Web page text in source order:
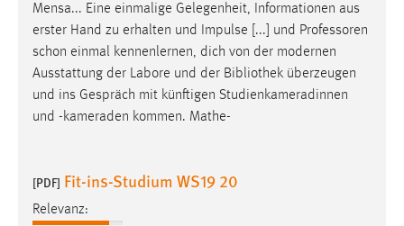
Mensa... Eine einmalige Gelegenheit, Informationen aus
erster Hand zu erhalten und Impulse [...] und Professoren
schon einmal kennenlernen, dich von der modernen
Ausstattung der Labore und der Bibliothek überzeugen
und ins Gespräch mit künftigen Studienkameradinnen
und -kameraden kommen. Mathe-
[PDF] Fit-ins-Studium WS19 20
Relevanz: